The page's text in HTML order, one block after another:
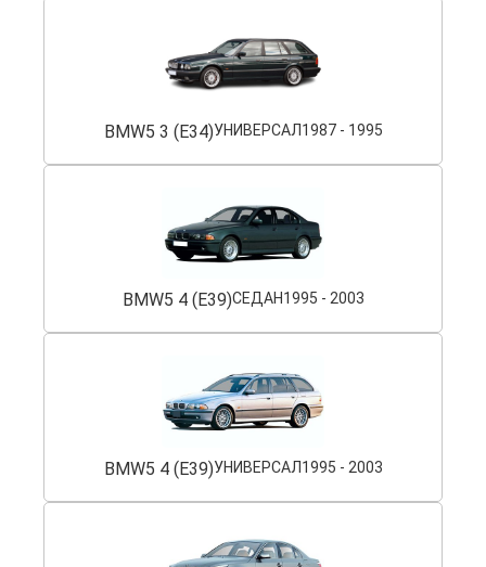
BMW5 3 (E34)УНИВЕРСАЛ1987 - 1995
BMW5 4 (E39)СЕДАН1995 - 2003
BMW5 4 (E39)УНИВЕРСАЛ1995 - 2003